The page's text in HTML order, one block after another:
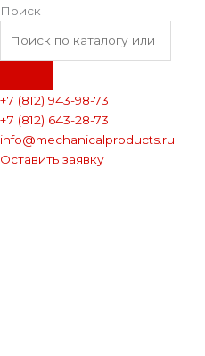
Поиск
+7 (812) 943-98-73
+7 (812) 643-28-73
info@mechanicalproducts.ru
Оставить заявку